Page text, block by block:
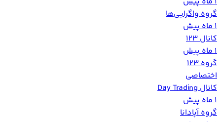
گروه واگرایی‌ها
1 ماه پیش
کانال 123
1 ماه پیش
گروه 123
اختصاصی
کانال Day Trading
1 ماه پیش
گروه آپادانا